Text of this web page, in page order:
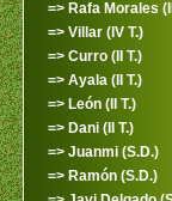
=> Rafa Morales
=> Villar (IV T.)
=> Curro (II T.)
=> Ayala (II T.)
=> León (II T.)
=> Dani (II T.)
=> Juanmi (S.D.)
=> Ramón (S.D.)